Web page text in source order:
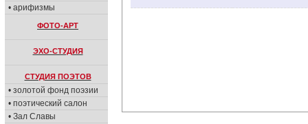
• арифизмы
ФОТО-АРТ
ЭХО-СТУДИЯ
СТУДИЯ ПОЭТОВ
• золотой фонд поэзии
• поэтический салон
• Зал Славы